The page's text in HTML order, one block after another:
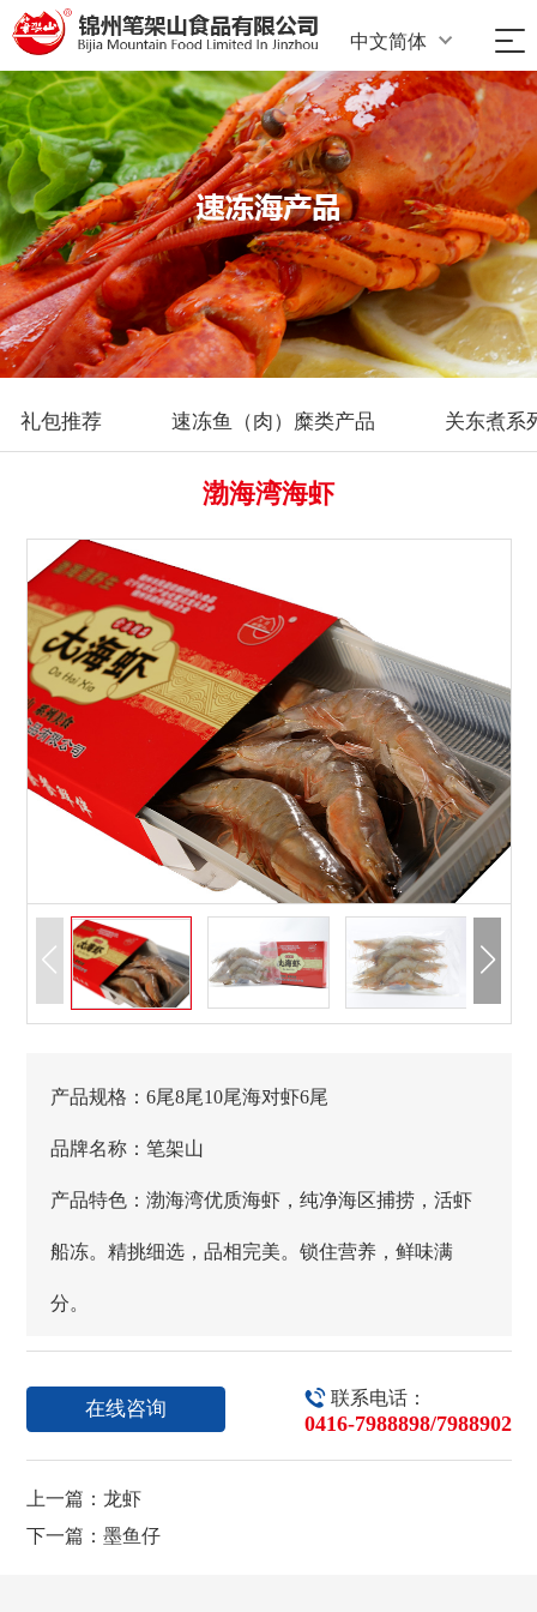
中文简体
礼包推荐 速冻鱼（肉）糜类产品 关东煮系
渤海湾海虾
产品规格：6尾8尾10尾海对虾6尾
品牌名称：笔架山
产品特色：渤海湾优质海虾，纯净海区捕捞，活虾
船冻。精挑细选，品相完美。锁住营养，鲜味满
分。
在线咨询  联系电话：
0416-7988898/7988902
上一篇：龙虾
下一篇：墨鱼仔